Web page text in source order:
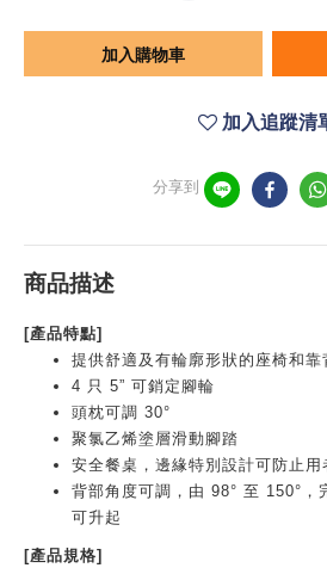
加入購物車
加入追蹤清
分享到
商品描述
[產品特點]
提供舒適及有輪廓形狀的座椅和靠
4 只 5” 可銷定腳輪
頭枕可調 30°
聚氯乙烯塗層滑動腳踏
安全餐桌，邊緣特別設計可防止
背部角度可調，由 98° 至 150°，
可升起
[產品規格]